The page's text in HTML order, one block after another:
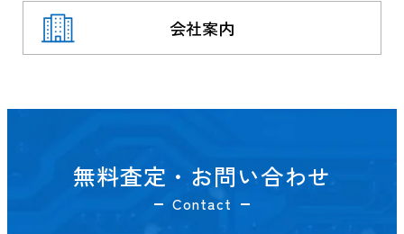
会社案内
無料査定・お問い合わせ
Contact